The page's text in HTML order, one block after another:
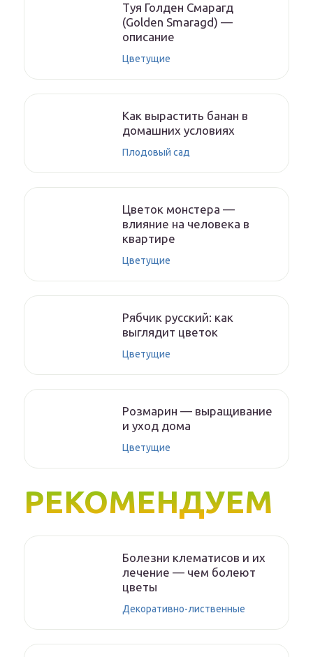
Туя Голден Смарагд
(Golden Smaragd) —
описание
Цветущие
Как вырастить банан в
домашних условиях
Плодовый сад
Цветок монстера —
влияние на человека в
квартире
Цветущие
Рябчик русский: как
выглядит цветок
Цветущие
Розмарин — выращивание
и уход дома
Цветущие
РЕКОМЕНДУЕМ
Болезни клематисов и их
лечение — чем болеют
цветы
Декоративно-лиственные